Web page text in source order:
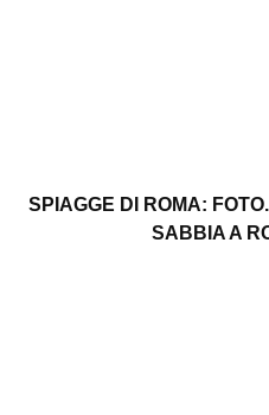
SPIAGGE DI ROMA:
SABBIA A